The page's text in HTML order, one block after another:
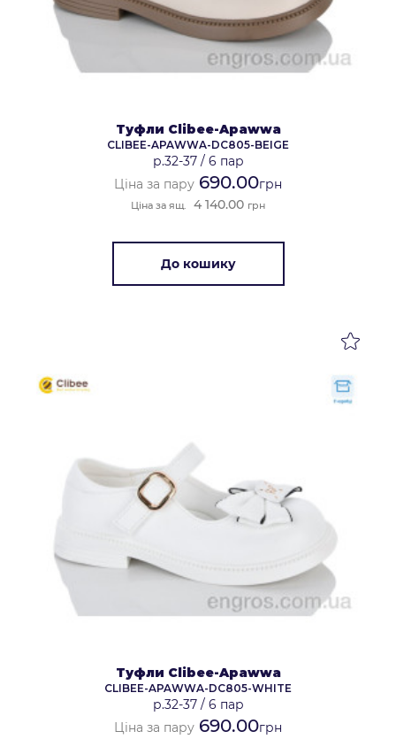
Туфли Clibee-Apawwa
CLIBEE-APAWWA-DC805-BEIGE
р.32-37/ 6 пар
Ціна за пару 690.00грн
Ціна за ящ. 4 140.00 грн
До кошику
Туфли Clibee-Apawwa
CLIBEE-APAWWA-DC805-WHITE
р.32-37/ 6 пар
Ціна за пару 690.00грн